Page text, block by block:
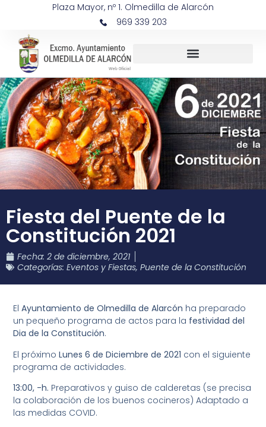
Plaza Mayor, nº 1. Olmedilla de Alarcón
969 339 203
Fiesta del Puente de la
Constitución 2021
Fecha: 2 de diciembre, 2021
Categorías: Eventos y Fiestas, Puente de la Constitución
ElAyuntamiento de Olmedilla de Alarcón ha preparado
un pequeño programa de actos para la festividad del
Dia de la Constitución.
El próximoLunes 6 de Diciembre de 2021 con el siguiente
programa de actividades.
13:00, -h. Preparativos y guiso de calderetas (se precisa
la colaboración de los buenos cocineros) Adaptado a
las medidas COVID.